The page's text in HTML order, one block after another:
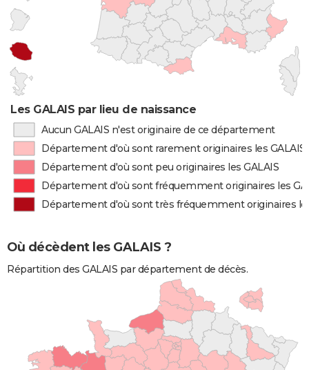
Les GALAIS par lieu de naissance
Aucun GALAIS n'est originaire de ce département
Département d'où sont rarement originaires les GALAIS
Département d'où sont peu originaires les GALAIS
Département d'où sont fréquemment originaires les
Département d'où sont très fréquemment originaires
Où décèdent les GALAIS ?
Répartition des GALAIS par département de décès.